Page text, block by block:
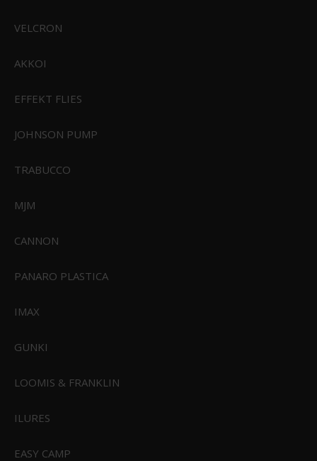
FEU-FHta-276
VELCRON
AKKOI
EFFEKT FLIES
JOHNSON PUMP
TRABUCCO
MJM
CANNON
PANARO PLASTICA
IMAX
GUNKI
LOOMIS & FRANKLIN
ILURES
EASY CAMP